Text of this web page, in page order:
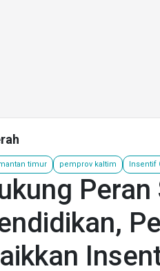
timur pemprov kaltim Insentif